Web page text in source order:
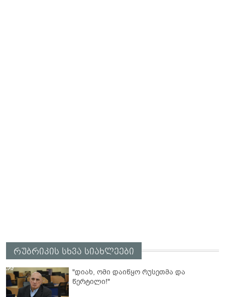
რუბრიკის სხვა სიახლეები
"დიახ, ომი დაიწყო რუსეთმა და
წერტილი!"